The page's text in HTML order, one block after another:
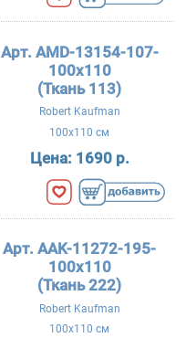
Арт. AMD-13154-107-
100x110
(Ткань 113)
Robert Kaufman
100x110 см
Цена: 1690 р.
Арт. AAK-11272-195-
100x110
(Ткань 222)
Robert Kaufman
100x110 см